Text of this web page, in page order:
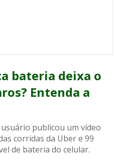
bateria deixa o
Entenda a
publicou um vídeo
corridas da Uber e 99
de bateria do celular.